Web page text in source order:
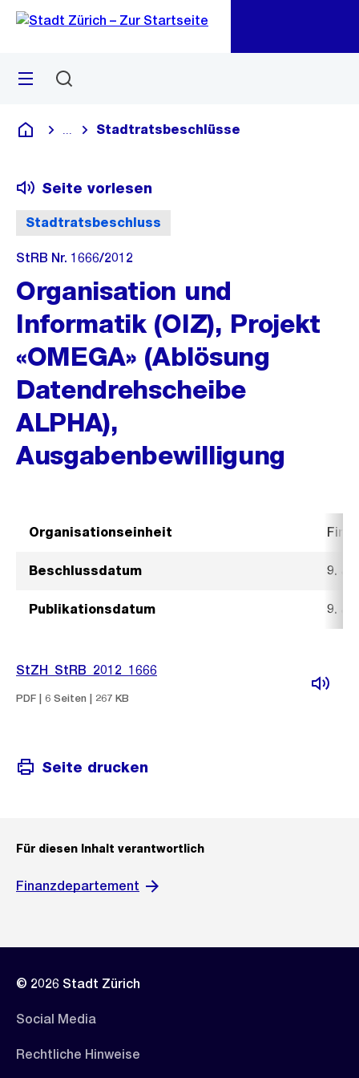
Navigation
Sprunglink
Menü
Deutsch
Blende alle Breadcrumbs ein
Stadtratsbeschlüsse
Stadtratsbeschluss
Seite vorlesen
StRB Nr. 1666/2012
Organisation und
Informatik (OIZ), Projekt
«OMEGA» (Ablösung
Datendrehscheibe
ALPHA),
Ausgabenbewilligung
Organisationseinheit
Beschlussdatum 9.
Publikationsdatum 9.
StZH_StRB_2012_1666
PDF | 6 Seiten | 267 KB
Seite drucken
Für diesen Inhalt verantwortlich
Finanzdepartement
© 2026 Stadt Zürich
Social Media
Rechtliche Hinweise